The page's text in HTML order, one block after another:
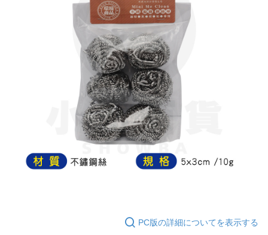
の氏名、電話番号、受取人の氏名、電話番号、受取人住所を含むがこれに
限らない）は、AFTEEに渡され当サービスで必要な範囲内で利用されま
す。AFTEEの個人情報の収集、処理、利用について、詳細はAFTEE公式ホ
ームページの『個人情報の収集、処理及び利用に関する声明』をご参照く
https://aftee.tw/privacypolicy/）。
AFTEEの初回ご利用の際に、審査を通過すれば、最高額がNT$10,000にな
ります。支払い期限を過ぎた場合、その金額に基づいて年利20%の遅延滞
納金が加算されます。未成年の利用者は、事前に法定代理人または後見人
の同意を得ればAFTEEをご利用いただけます。
個人情報の処理、利用について疑問がある、または関連する法律の権利を
行使したい場合は、ネットプロテクションズcs_tw@netprotections.co.jp
にご連絡ください。上記に示した個人情報を、必要な購入注文書とあわせ
てAFTEEにご提供いただく、またはAFTEEにあなたの個人情報の収集、処
理、利用を許可することににご同意いただけない場合は、当サービスを選
PC版の詳細についてを表示する